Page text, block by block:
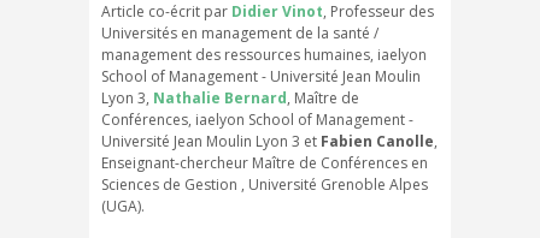
Article co-écrit par Didier Vinot, Professeur des
Universités en management de la santé /
management des ressources humaines, iaelyon
School of Management - Université Jean Moulin
Lyon 3, Nathalie Bernard, Maître de
Conférences, iaelyon School of Management -
Université Jean Moulin Lyon 3 et Fabien Canolle,
Enseignant-chercheur Maître de Conférences en
Sciences de Gestion , Université Grenoble Alpes
(UGA).